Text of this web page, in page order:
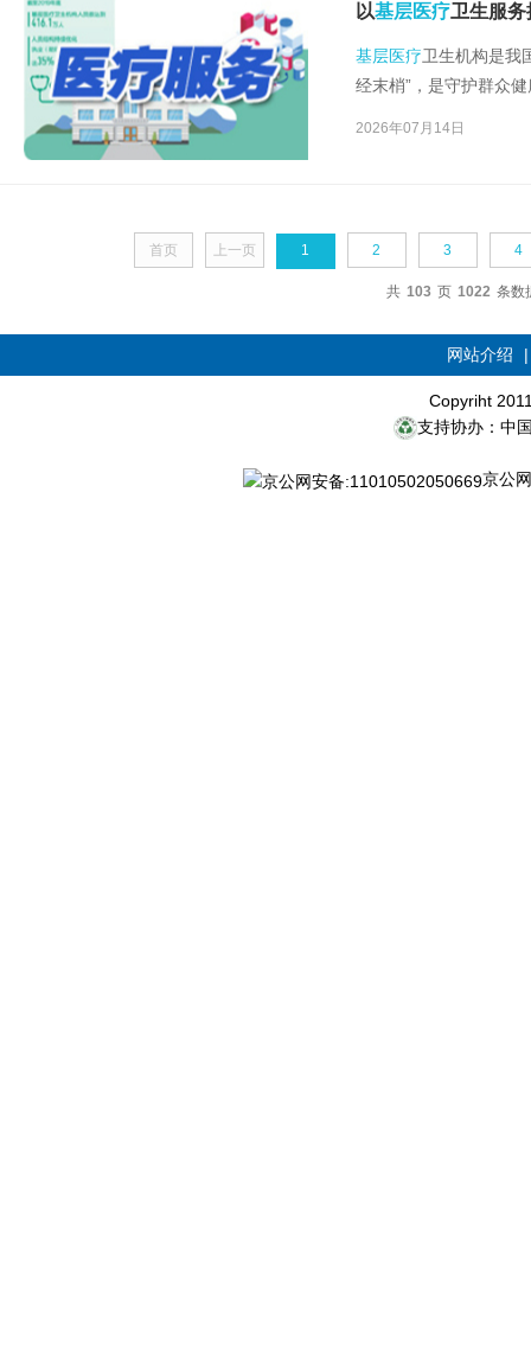
以基层医疗卫生服
基层医疗卫生机构是我
经末梢”，是守护群众
2026年07月14日
首页 上一页 1 2 3 4
共 103 页 1022 条数
网站介绍
Copyriht
支持协办：中
京公